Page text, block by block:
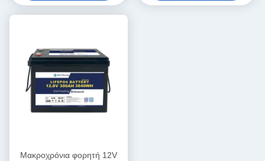
Μακροχρόνια φορητή 12V